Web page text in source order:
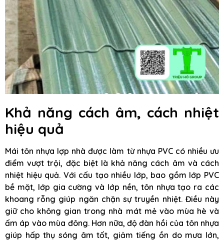
Khả năng cách âm, cách nhiệt
hiệu quả
Mái tôn nhựa lợp nhà được làm từ nhựa PVC có nhiều ưu
điểm vượt trội, đặc biệt là khả năng cách âm và cách
nhiệt hiệu quả. Với cấu tạo nhiều lớp, bao gồm lớp PVC
bề mặt, lớp gia cường và lớp nền, tôn nhựa tạo ra các
khoang rỗng giúp ngăn chặn sự truyền nhiệt. Điều này
giữ cho không gian trong nhà mát mẻ vào mùa hè và
ấm áp vào mùa đông. Hơn nữa, độ đàn hồi của tôn nhựa
giúp hấp thụ sóng âm tốt, giảm tiếng ồn do mưa lớn,